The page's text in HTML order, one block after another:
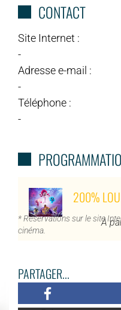
CONTACT
Site Internet :
-
Adresse e-mail :
-
Téléphone :
-
200%
À
* Réservations sur le site
cinéma.
PARTAGER...